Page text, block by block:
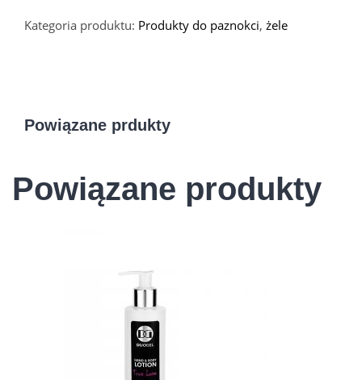
Kategoria produktu: Produkty do paznokci, żele
Powiązane prdukty
Powiązane produkty